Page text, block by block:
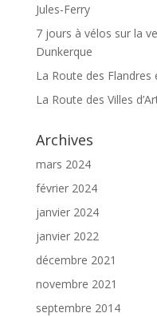
Jules-Ferry
7 jours à vélos sur la
Dunkerque
La Route des Flandres
La Route des Villes
Archives
mars 2024
février 2024
janvier 2024
janvier 2022
décembre 2021
novembre 2021
septembre 2014